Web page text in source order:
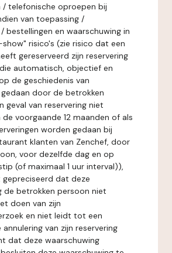
/ telefonische oproepen bij
van toepassing /
bestellingen en waarschuwing in
risico's (zie risico dat een
gereserveerd zijn reservering
automatisch, objectief en
de geschiedenis van
door de betrokken
geval van reservering niet
de voorgaande 12 maanden of als
worden gedaan bij
klanten van Zenchef, door
voor dezelfde dag en op
(of maximaal 1 uur interval)),
dat deze
de betrokken persoon niet
doen van zijn
en niet leidt tot een
van zijn reservering
dat deze waarschuwing